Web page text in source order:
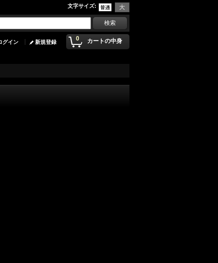
文字サイズ:
0 カートの中身
グイン 新規登録